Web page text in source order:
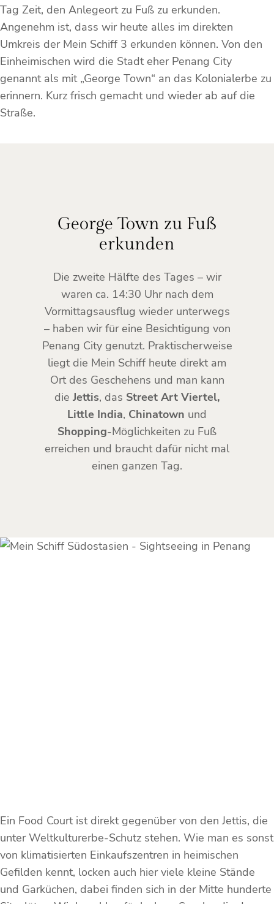
Tag Zeit, den Anlegeort zu Fuß zu erkunden.
Angenehm ist, dass wir heute alles im direkten
Umkreis der Mein Schiff 3 erkunden können. Von den
Einheimischen wird die Stadt eher Penang City
genannt als mit „George Town“ an das Kolonialerbe zu
erinnern. Kurz frisch gemacht und wieder ab auf die
Straße.
George Town zu Fuß
erkunden
Die zweite Hälfte des Tages – wir
waren ca. 14:30 Uhr nach dem
Vormittagsausflug wieder unterwegs
– haben wir für eine Besichtigung von
Penang City genutzt. Praktischerweise
liegt die Mein Schiff heute direkt am
Ort des Geschehens und man kann
die Jettis, das Street Art Viertel,
Little India, Chinatown und
Shopping-Möglichkeiten zu Fuß
erreichen und braucht dafür nicht mal
einen ganzen Tag.
Ein Food Court ist direkt gegenüber von den Jettis, die
unter Weltkulturerbe-Schutz stehen. Wie man es sonst
von klimatisierten Einkaufszentren in heimischen
Gefilden kennt, locken auch hier viele kleine Stände
und Garküchen, dabei finden sich in der Mitte hunderte